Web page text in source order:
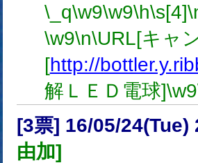
\_q\w9\w9\h\s[4]
\w9\n\URL[キャ
[http://
解ＬＥＤ電球]\w9
[3票] 16/05/24(Tue)
由加]